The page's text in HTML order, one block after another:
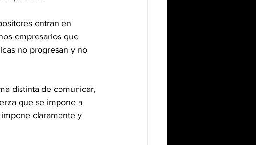
entran en
empresarios que
no progresan y no
distinta de comunicar,
que se impone a
claramente y